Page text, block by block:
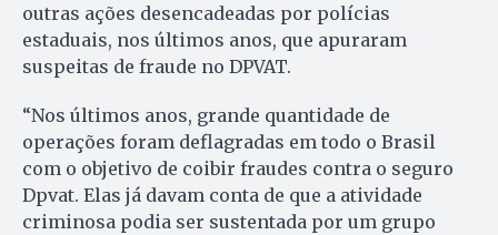
outras ações desencadeadas por polícias
estaduais, nos últimos anos, que apuraram
suspeitas de fraude no DPVAT.
“Nos últimos anos, grande quantidade de
operações foram deflagradas em todo o Brasil
com o objetivo de coibir fraudes contra o seguro
Dpvat. Elas já davam conta de que a atividade
criminosa podia ser sustentada por um grupo